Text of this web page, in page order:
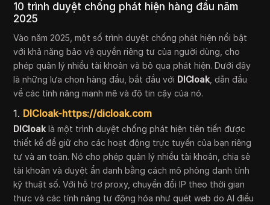
10 trình duyệt chống phát hiện hàng đầu năm
2025
Vào năm 2025, một số trình duyệt chống phát hiện nổi bật
với khả năng bảo vệ quyền riêng tư của người dùng, cho
phép quản lý nhiều tài khoản và bỏ qua phát hiện. Dưới đây
là những lựa chọn hàng đầu, bắt đầu với DICloak , dẫn đầu
về các tính năng mạnh mẽ và độ tin cậy của nó.
1. DICloak-https://dicloak.com
DICloak là một trình duyệt chống phát hiện tiên tiến được
thiết kế để giữ cho các hoạt động trực tuyến của bạn riêng
tư và an toàn. Nó cho phép quản lý nhiều tài khoản, chia sẻ
tài khoản và duyệt ẩn danh bằng cách mô phỏng danh tính
kỹ thuật số. Với hỗ trợ proxy, chuyển đổi IP theo thời gian
thực và các tính năng tự động hóa như quét web do AI điều